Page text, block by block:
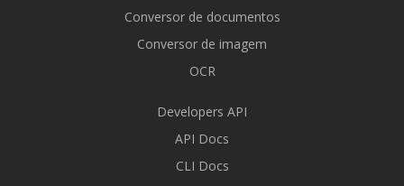
Conversor de documentos
Conversor de imagem
OCR
Developers API
API Docs
CLI Docs